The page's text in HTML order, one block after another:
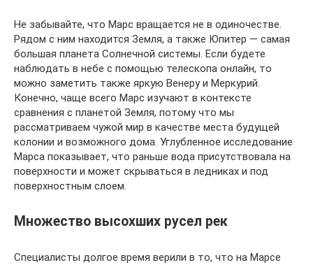
Не забывайте, что Марс вращается не в одиночестве.
Рядом с ним находится Земля, а также Юпитер — самая
большая планета Солнечной системы. Если будете
наблюдать в небе с помощью телескопа онлайн, то
можно заметить также яркую Венеру и Меркурий.
Конечно, чаще всего Марс изучают в контексте
сравнения с планетой Земля, потому что мы
рассматриваем чужой мир в качестве места будущей
колонии и возможного дома. Углубленное исследование
Марса показывает, что раньше вода присутствовала на
поверхности и может скрываться в ледниках и под
поверхностным слоем.
Множество высохших русел рек
Специалисты долгое время верили в то, что на Марсе